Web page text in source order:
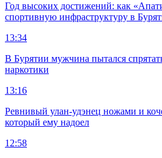
Год высоких достижений: как
спортивную инфраструктуру в
13:34
В Бурятии мужчина пытался
наркотики
13:16
Ревнивый улан-удэнец ножами и
который ему надоел
12:58